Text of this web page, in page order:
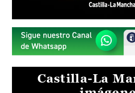
Castilla-La